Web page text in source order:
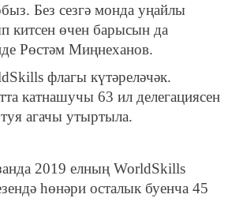
Без сезгә монда уңайлы
китсен өчен барысын да
Рөстәм Миңнеханов.
флагы күтәреләчәк.
катнашучы 63 ил делегациясен
агачы утыртыла.
2019 елның WorldSkills
һөнәри осталык буенча 45